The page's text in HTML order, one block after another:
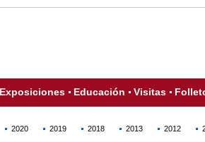
Exposiciones Educación Visitas
2020 2019 2018 2013 2012